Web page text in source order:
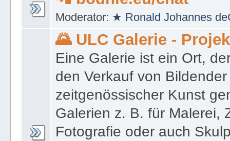
Moderator: ★ Ronald Johannes
🌄 ULC Galerie -
Eine Galerie ist ein Ort,
den Verkauf von
zeitgenössischer Kunst
Galerien z. B. für Malerei,
Fotografie oder auch